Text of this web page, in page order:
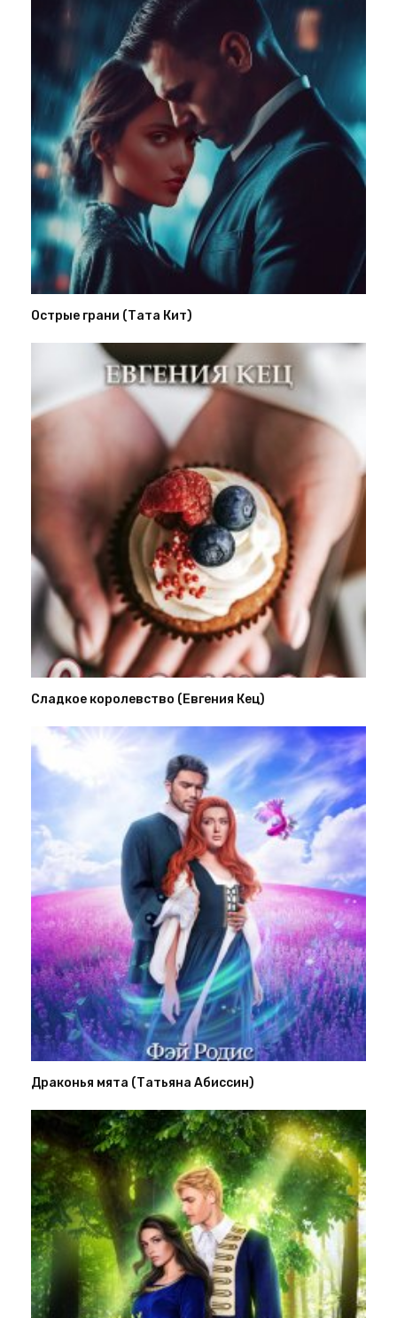
Острые грани (Тата Кит)
Сладкое королевство (Евгения Кец)
Драконья мята (Татьяна Абиссин)